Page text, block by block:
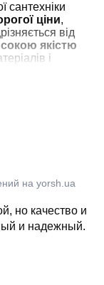
сантехніки
ціни,
від
якістю
і
душ/
і
має
і
на yorsh.ua
но качество и
и надежный.